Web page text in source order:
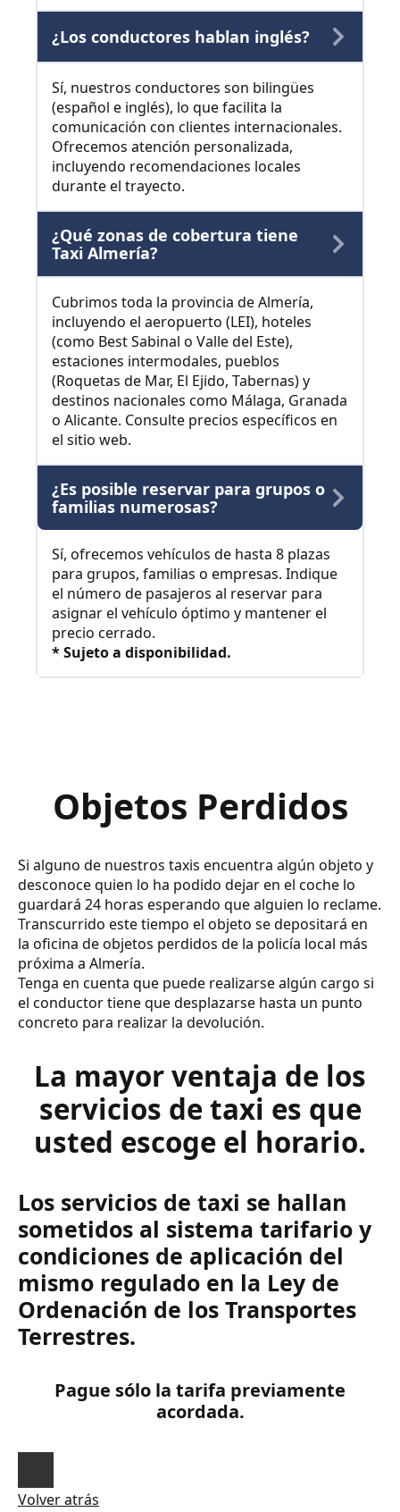
¿Los conductores hablan inglés?
Sí, nuestros conductores son bilingües
(español e inglés), lo que facilita la
comunicación con clientes internacionales.
Ofrecemos atención personalizada,
incluyendo recomendaciones locales
durante el trayecto.
¿Qué zonas de cobertura tiene
Taxi Almería?
Cubrimos toda la provincia de Almería,
incluyendo el aeropuerto (LEI), hoteles
(como Best Sabinal o Valle del Este),
estaciones intermodales, pueblos
(Roquetas de Mar, El Ejido, Tabernas) y
destinos nacionales como Málaga, Granada
o Alicante. Consulte precios específicos en
el sitio web.
¿Es posible reservar para grupos o
familias numerosas?
Sí, ofrecemos vehículos de hasta 8 plazas
para grupos, familias o empresas. Indique
el número de pasajeros al reservar para
asignar el vehículo óptimo y mantener el
precio cerrado.
* Sujeto a disponibilidad.
Objetos Perdidos
Si alguno de nuestros taxis encuentra algún objeto y
desconoce quien lo ha podido dejar en el coche lo
guardará 24 horas esperando que alguien lo reclame.
Transcurrido este tiempo el objeto se depositará en
la oficina de objetos perdidos de la policía local más
próxima a Almería.
Tenga en cuenta que puede realizarse algún cargo si
el conductor tiene que desplazarse hasta un punto
concreto para realizar la devolución.
La mayor ventaja de los
servicios de taxi es que
usted escoge el horario.
Los servicios de taxi se hallan
sometidos al sistema tarifario y
condiciones de aplicación del
mismo regulado en la Ley de
Ordenación de los Transportes
Terrestres.
Pague sólo la tarifa previamente
acordada.
Volver atrás